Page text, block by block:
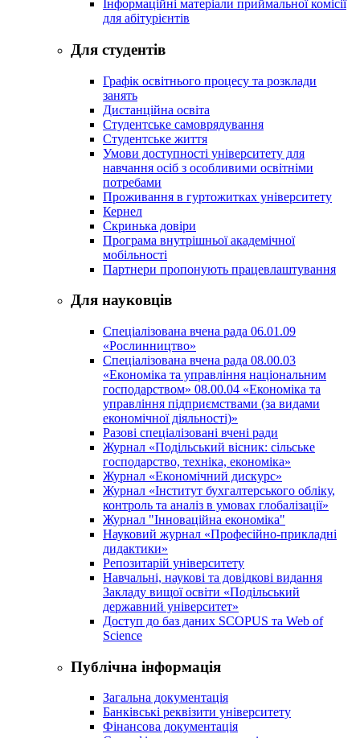
Інформаційні матеріали приймальної комісії
для абітурієнтів
Для студентів
Графік освітнього процесу та розклади
занять
Дистанційна освіта
Студентське самоврядування
Студентське життя
Умови доступності університету для
навчання осіб з особливими освітніми
потребами
Проживання в гуртожитках університету
Кернел
Скринька довіри
Програма внутрішньої академічної
мобільності
Партнери пропонують працевлаштування
Для науковців
Спеціалізована вчена рада 06.01.09
«Рослинництво»
Спеціалізована вчена рада 08.00.03
«Економіка та управління національним
господарством» 08.00.04 «Економіка та
управління підприємствами (за видами
економічної діяльності)»
Разові спеціалізовані вчені ради
Журнал «Подільський вісник: сільське
господарство, техніка, економіка»
Журнал «Економічний дискурс»
Журнал «Інститут бухгалтерського обліку,
контроль та аналіз в умовах глобалізації»
Журнал "Інноваційна економіка"
Науковий журнал «Професійно-прикладні
дидактики»
Репозитарій університету
Навчальні, наукові та довідкові видання
Закладу вищої освіти «Подільський
державний університет»
Доступ до баз даних SCOPUS та Web of
Science
Публічна інформація
Загальна документація
Банківські реквізити університету
Фінансова документація